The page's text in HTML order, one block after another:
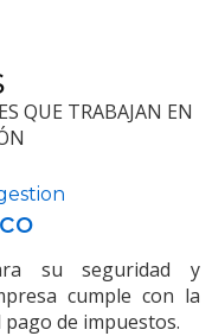
QUE TRABAJAN EN
su seguridad y
cumple con la
de impuestos.